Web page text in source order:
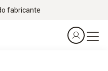
fabricante